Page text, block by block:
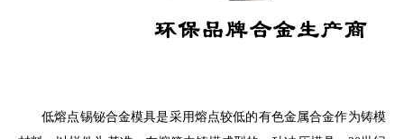
低熔点锡铋合金模具是采用熔点较低的有色金属合金作为铸模